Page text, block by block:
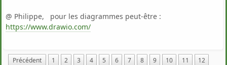
@ Philippe, pour les diagrammes peut-être :
https://www.drawio.com/
Précédent 1 2 3 4 5 6 7 8 9 10 11 12